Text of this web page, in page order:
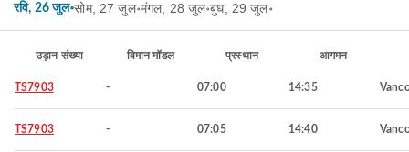
रवि, 26 जुल॰सोम, 27 जुल॰मंगल, 28 जुल॰बुध, 29 जुल॰
उड़ान संख्या विमान मॉडल प्रस्थान आगमन
TS7903 - 07:00 14:35
TS7903 - 07:05 14:40